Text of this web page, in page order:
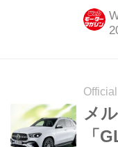
が公
で紹
メ
「